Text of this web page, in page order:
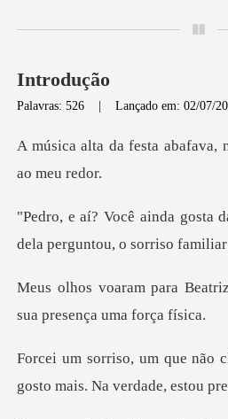
Introdução
Palavras: 526 |Lançado em: 02/07/
abafava,
dela perguntou,
su
gosto mais. Na